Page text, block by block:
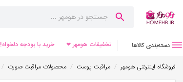
دسته‌بندی کالاها تخفیفات هومهر ❤ خرید با بودجه دلخواه!
فروشگاه اینترنتی هومهر / مراقبت پوست / محصولات مراقبت صورت /